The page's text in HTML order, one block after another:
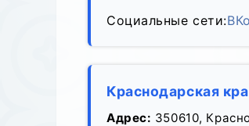
Социальные сети:
Краснодарская
Адрес: 350610,